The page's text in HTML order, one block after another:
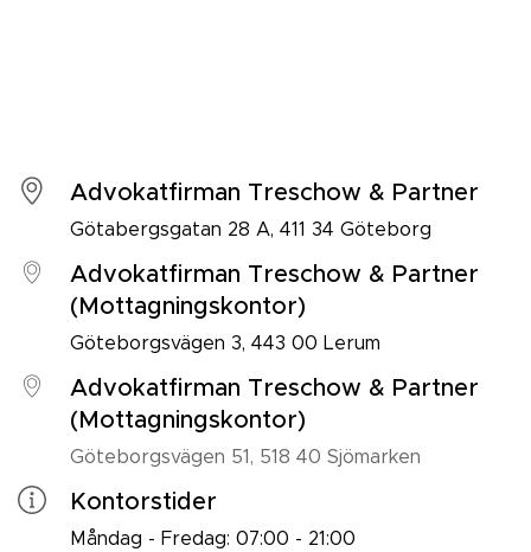
Advokatfirman Treschow & Partner
Götabergsgatan 28 A, 411 34 Göteborg
Advokatfirman Treschow & Partner
(Mottagningskontor)
Göteborgsvägen 3, 443 00 Lerum
Advokatfirman Treschow & Partner
(Mottagningskontor)
Göteborgsvägen 51, 518 40 Sjömarken
Kontorstider
Måndag - Fredag: 07:00 - 21:00